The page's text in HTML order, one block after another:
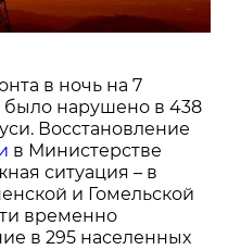
в ночь на 7
было нарушено в 438
Восстановление
в Министерстве
ситуация – в
и Гомельской
временно
в 295 населенных